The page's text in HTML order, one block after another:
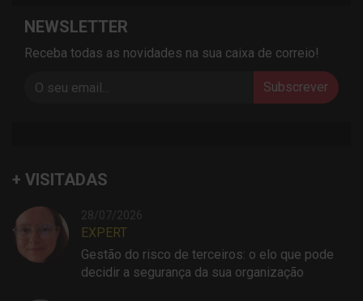
NEWSLETTER
Receba todas as novidades na sua caixa de correio!
Subscrever
+ VISITADAS
28/07/2026
EXPERT
Gestão do risco de terceiros: o elo que pode
decidir a segurança da sua organização